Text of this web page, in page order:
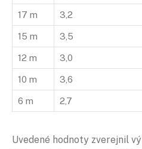
17 m 3,2
15 m 3,5
12 m 3,0
10 m 3,6
6 m 2,7
Uvedené hodnoty zverejnil